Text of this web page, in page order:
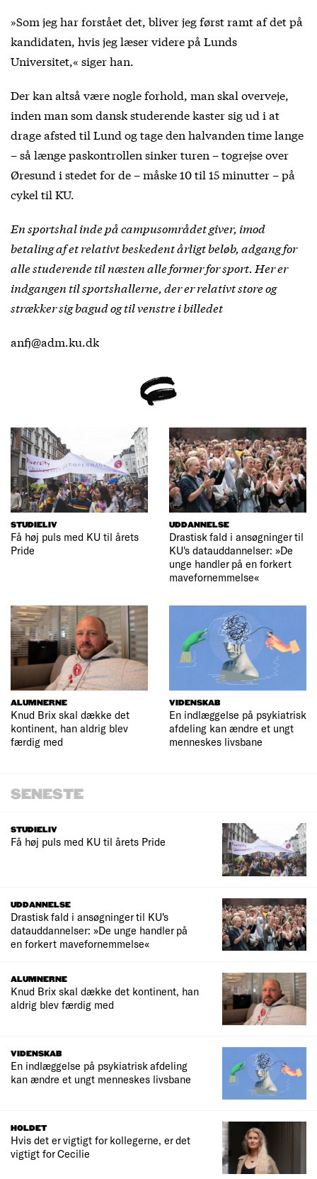
»Som jeg har forstået det, bliver jeg først ramt af det på
kandidaten, hvis jeg læser videre på Lunds
Universitet,« siger han.
Der kan altså være nogle forhold, man skal overveje,
inden man som dansk studerende kaster sig ud i at
drage afsted til Lund og tage den halvanden time lange
– så længe paskontrollen sinker turen – togrejse over
Øresund i stedet for de – måske 10 til 15 minutter – på
cykel til KU.
En sportshal inde på campusområdet giver, imod
betaling af et relativt beskedent årligt beløb, adgang for
alle studerende til næsten alle former for sport. Her er
indgangen til sportshallerne, der er relativt store og
strækker sig bagud og til venstre i billedet
anfj@adm.ku.dk
STUDIELIV
Få høj puls med KU til årets
Pride
UDDANNELSE
Drastisk fald i ansøgninger til
KU's datauddannelser: »De
unge handler på en forkert
mavefornemmelse«
ALUMNERNE
Knud Brix skal dække det
kontinent, han aldrig blev
færdig med
VIDENSKAB
En indlæggelse på psykiatrisk
afdeling kan ændre et ungt
menneskes livsbane
SENESTE
STUDIELIV
Få høj puls med KU til årets Pride
UDDANNELSE
Drastisk fald i ansøgninger til KU's
datauddannelser: »De unge handler på
en forkert mavefornemmelse«
ALUMNERNE
Knud Brix skal dække det kontinent, han
aldrig blev færdig med
VIDENSKAB
En indlæggelse på psykiatrisk afdeling
kan ændre et ungt menneskes livsbane
HOLDET
Hvis det er vigtigt for kollegerne, er det
vigtigt for Cecilie